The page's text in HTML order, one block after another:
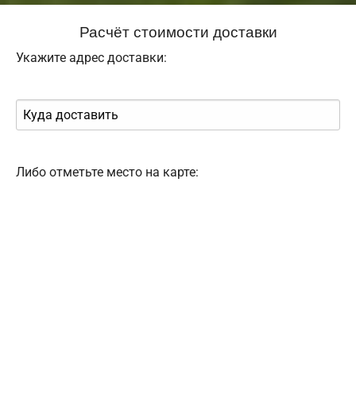
Расчёт стоимости доставки
Укажите адрес доставки:
Либо отметьте место на карте: